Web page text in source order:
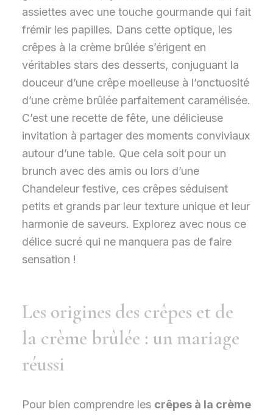
assiettes avec une touche gourmande qui fait
frémir les papilles. Dans cette optique, les
crêpes à la crème brûlée s’érigent en
véritables stars des desserts, conjuguant la
douceur d’une crêpe moelleuse à l’onctuosité
d’une crème brûlée parfaitement caramélisée.
C’est une recette de fête, une délicieuse
invitation à partager des moments conviviaux
autour d’une table. Que cela soit pour un
brunch avec des amis ou lors d’une
Chandeleur festive, ces crêpes séduisent
petits et grands par leur texture unique et leur
harmonie de saveurs. Explorez avec nous ce
délice sucré qui ne manquera pas de faire
sensation !
Les origines des crêpes et de
la crème brûlée : un mariage
réussi
Pour bien comprendre les crêpes à la crème